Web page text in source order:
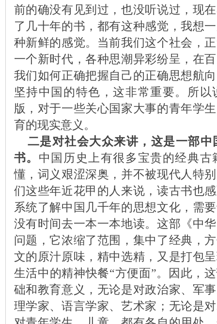
前的确没有见到过，也没听说过，现
了几十年的书，都有这种感觉，我想
种新鲜的感觉。当前我们这个社会，
一个新时代，各种思潮异彩纷呈，在
我们如何正确把握自己的正确思想航
坚持中国的特色，这非常重要。所
版，对于一些关心国家大事的青年学
育的现实意义。
二是对社会大众来讲，这是一部
书。 中国历史上有很多宝贵的经典
懂，词义艰涩深奥，并不被现代人特
们这些年近花甲的人来说，读古书也
系统了解中国几千年的思想文化，需
没有时间去一本一本地读。这部《中
问题，它浓缩了范围，集中了经典，
文的原汁原味，精中选精，又是打包
生活中的精神快餐“方便面”。因此，
础和教育意义，无论是对政治家、军
理学家、语言学家、艺术家；无论是